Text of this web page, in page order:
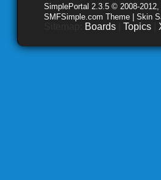
SimplePortal 2.3.5 © 2008-2012,
SMFSimple.com Theme | Skin
Boards Topics